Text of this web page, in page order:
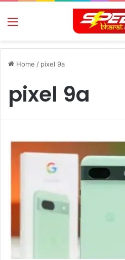
Menu
Home / pixel 9a
pixel 9a